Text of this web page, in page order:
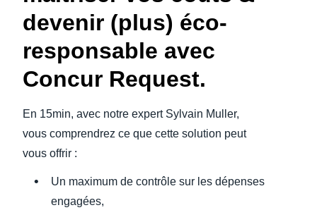
España (Español)
Norway (English)
devenir (plus) éco-
responsable avec
Concur Request.
En 15min, avec notre expert Sylvain Muller,
vous comprendrez ce que cette solution peut
vous offrir :
Un maximum de contrôle sur les dépenses
engagées,